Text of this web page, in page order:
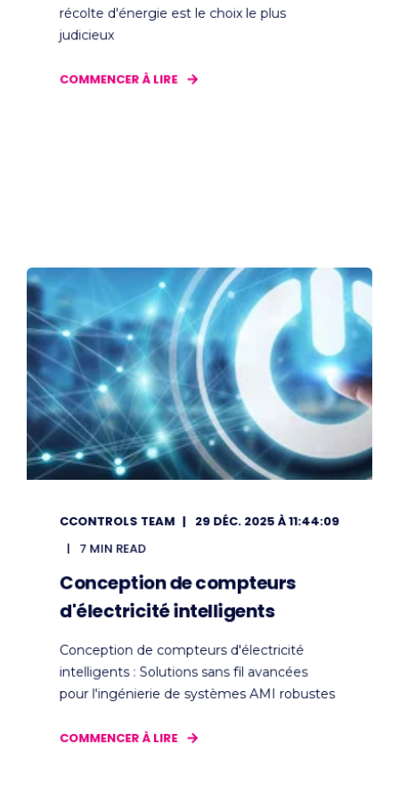
récolte d'énergie est le choix le plus
judicieux
COMMENCER À LIRE
CCONTROLS TEAM
29 DÉC. 2025 À 11:44:09
7 MIN READ
Conception de compteurs
d'électricité intelligents
Conception de compteurs d'électricité
intelligents : Solutions sans fil avancées
pour l'ingénierie de systèmes AMI robustes
COMMENCER À LIRE